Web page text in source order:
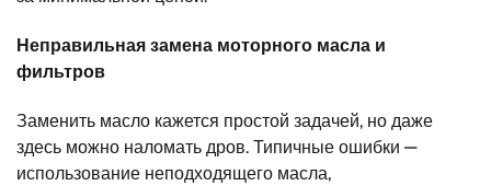
Неправильная замена моторного масла и
фильтров
Заменить масло кажется простой задачей, но даже
здесь можно наломать дров. Типичные ошибки —
использование неподходящего масла,